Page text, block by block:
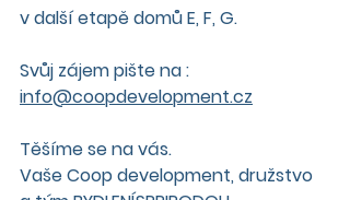
v další etapě domů E, F, G.
Svůj zájem pište na :
info@coopdevelopment.cz
Těšíme se na vás.
Vaše Coop development, družstvo